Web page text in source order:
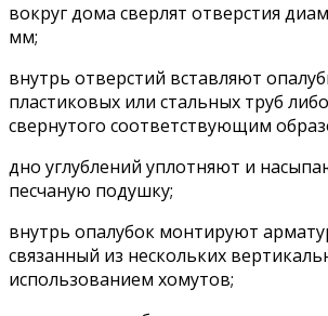
вокруг дома сверлят отверстия
мм;
внутрь отверстий вставляют
пластиковых или стальных труб
свернутого соответствующим
дно углублений уплотняют и
песчаную подушку;
внутрь опалубок монтируют
связанный из нескольких
использованием хомутов;